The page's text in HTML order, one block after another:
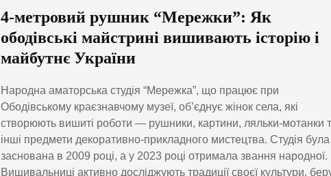
4-метровий рушник “Мережки”: Як
ободівські майстрині вишивають історію і
майбутнє України
Народна аматорська студія “Мережка”, що працює при
Ободівському краєзнавчому музеї, об’єднує жінок села, які
створюють вишиті роботи — рушники, картини, ляльки-мотанки
інші предмети декоративно-прикладного мистецтва. Студія була
заснована в 2009 році, а у 2023 році отримала звання народної.
Вишивальниці активно досліджують традиції своєї культури,